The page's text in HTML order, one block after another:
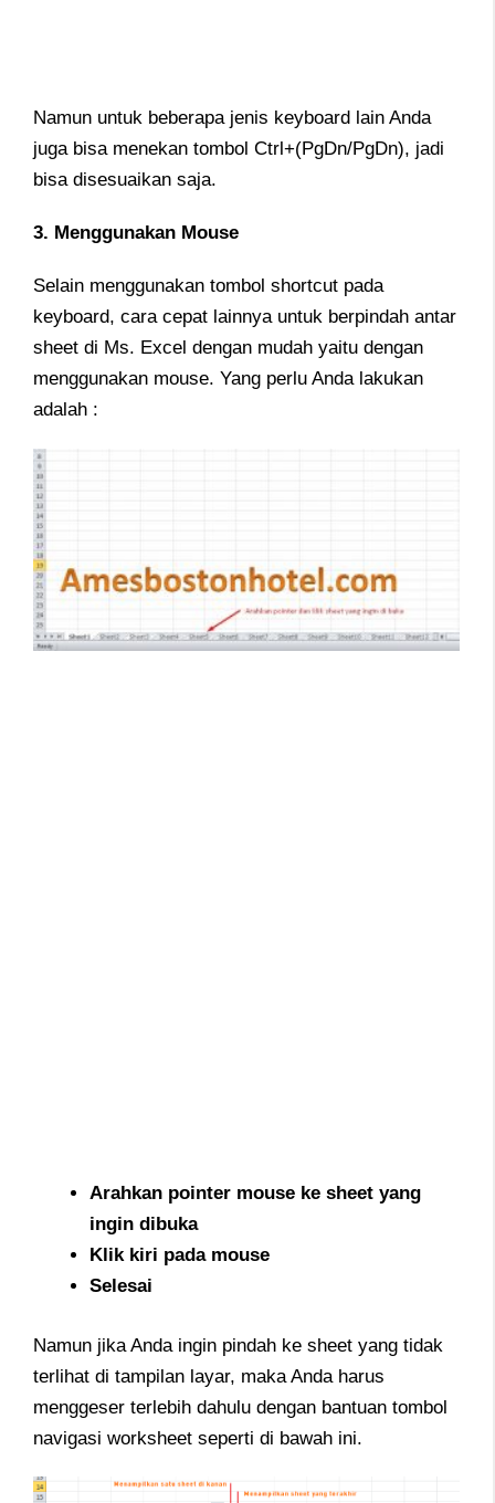
Namun untuk beberapa jenis keyboard lain Anda
juga bisa menekan tombol Ctrl+(PgDn/PgDn), jadi
bisa disesuaikan saja.
3. Menggunakan Mouse
Selain menggunakan tombol shortcut pada
keyboard, cara cepat lainnya untuk berpindah antar
sheet di Ms. Excel dengan mudah yaitu dengan
menggunakan mouse. Yang perlu Anda lakukan
adalah :
Arahkan pointer mouse ke sheet yang
ingin dibuka
Klik kiri pada mouse
Selesai
Namun jika Anda ingin pindah ke sheet yang tidak
terlihat di tampilan layar, maka Anda harus
menggeser terlebih dahulu dengan bantuan tombol
navigasi worksheet seperti di bawah ini.